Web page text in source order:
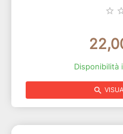
star_border
Disponibilità
search